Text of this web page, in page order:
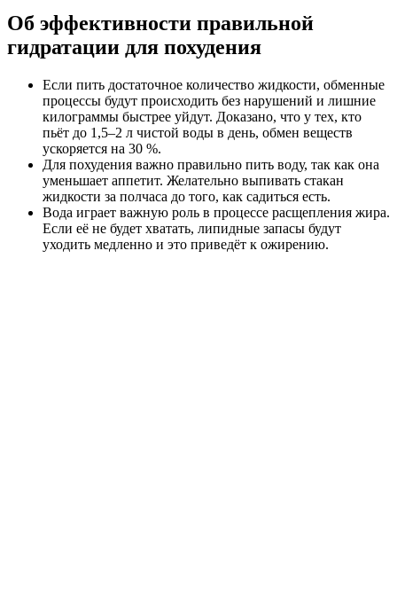
Об эффективности правильной
гидратации для похудения
Если пить достаточное количество жидкости, обменные
процессы будут происходить без нарушений и лишние
килограммы быстрее уйдут. Доказано, что у тех, кто
пьёт до 1,5–2 л чистой воды в день, обмен веществ
ускоряется на 30 %.
Для похудения важно правильно пить воду, так как она
уменьшает аппетит. Желательно выпивать стакан
жидкости за полчаса до того, как садиться есть.
Вода играет важную роль в процессе расщепления жира.
Если её не будет хватать, липидные запасы будут
уходить медленно и это приведёт к ожирению.